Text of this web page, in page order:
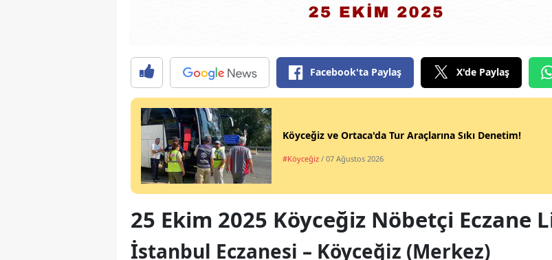
Facebook'ta Paylaş X'de Paylaş
Köyceğiz ve Ortaca'da Tur Araçlarına Sıkı Denetim!
#Köyceğiz / 07 Ağustos 2026
25 Ekim 2025 Köyceğiz Nöbetçi Eczane
İstanbul Eczanesi – Köyceğiz (Merkez)